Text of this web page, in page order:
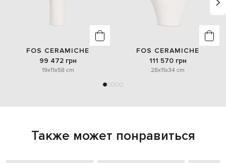
FOS CERAMICHE
99 472 грн
19x11x58 cm
FOS CERAMICHE
111 570 грн
28x11x34 cm
Также может понравиться